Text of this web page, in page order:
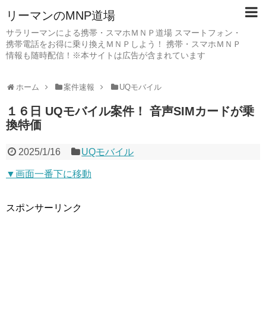
リーマンのMNP道場
サラリーマンによる携帯・スマホＭＮＰ道場 スマートフォン・
携帯電話をお得に乗り換えＭＮＰしよう！ 携帯・スマホＭＮＰ
情報も随時配信！※本サイトは広告が含まれています
ホーム 案件速報 UQモバイル
１６日 UQモバイル案件！ 音声SIMカードが乗
換特価
2025/1/16 UQモバイル
▼画面一番下に移動
スポンサーリンク